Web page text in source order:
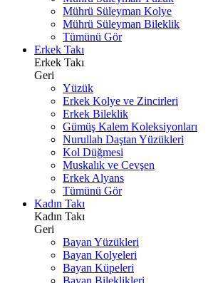
Mührü Süleyman Kolye
Mührü Süleyman Bileklik
Tümünü Gör
Erkek Takı
Erkek Takı
Geri
Yüzük
Erkek Kolye ve Zincirleri
Erkek Bileklik
Gümüş Kalem Koleksiyonları
Nurullah Daştan Yüzükleri
Kol Düğmesi
Muskalık ve Cevşen
Erkek Alyans
Tümünü Gör
Kadın Takı
Kadın Takı
Geri
Bayan Yüzükleri
Bayan Kolyeleri
Bayan Küpeleri
Bayan Bileklikleri